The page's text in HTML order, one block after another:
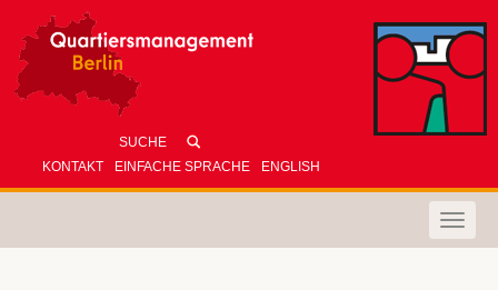
KONTAKT EINFACHE SPRACHE ENGLISH
Toggle